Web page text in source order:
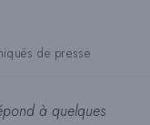
de presse
à quelques